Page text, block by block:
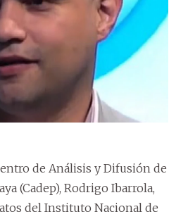
de Análisis y Difusión de
(Cadep), Rodrigo Ibarrola,
del Instituto Nacional de